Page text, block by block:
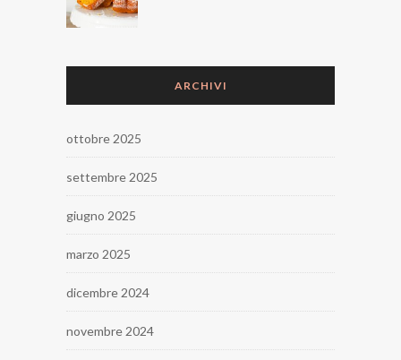
ARCHIVI
ottobre 2025
settembre 2025
giugno 2025
marzo 2025
dicembre 2024
novembre 2024